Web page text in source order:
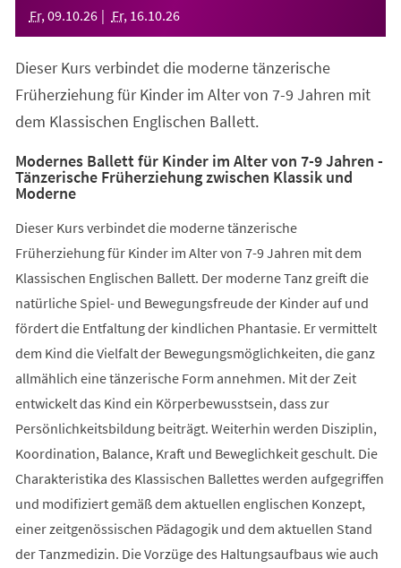
Fr, 09.10.26 Fr, 16.10.26
Dieser Kurs verbindet die moderne tänzerische
Früherziehung für Kinder im Alter von 7-9 Jahren mit
dem Klassischen Englischen Ballett.
Modernes Ballett für Kinder im Alter von 7-9 Jahren -
Tänzerische Früherziehung zwischen Klassik und
Moderne
Dieser Kurs verbindet die moderne tänzerische
Früherziehung für Kinder im Alter von 7-9 Jahren mit dem
Klassischen Englischen Ballett. Der moderne Tanz greift die
natürliche Spiel- und Bewegungsfreude der Kinder auf und
fördert die Entfaltung der kindlichen Phantasie. Er vermittelt
dem Kind die Vielfalt der Bewegungsmöglichkeiten, die ganz
allmählich eine tänzerische Form annehmen. Mit der Zeit
entwickelt das Kind ein Körperbewusstsein, dass zur
Persönlichkeitsbildung beiträgt. Weiterhin werden Disziplin,
Koordination, Balance, Kraft und Beweglichkeit geschult. Die
Charakteristika des Klassischen Ballettes werden aufgegriffen
und modifiziert gemäß dem aktuellen englischen Konzept,
einer zeitgenössischen Pädagogik und dem aktuellen Stand
der Tanzmedizin. Die Vorzüge des Haltungsaufbaus wie auch